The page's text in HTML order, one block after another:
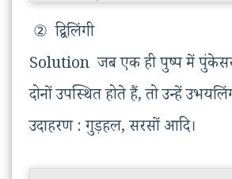
② द्विलिंगी
Solution जब एक ही पुष्प में पुंकेसर
दोनों उपस्थित होते हैं, तो उन्हें
उदाहरण : गुड़हल, सरसों आदि।